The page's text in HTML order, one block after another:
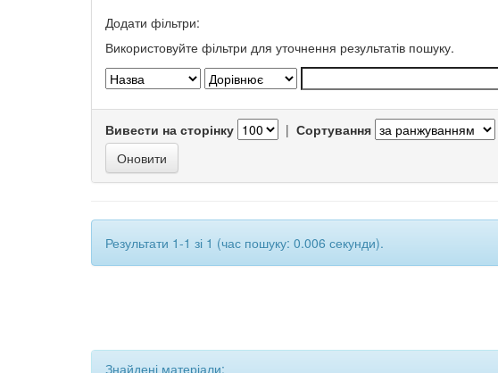
Додати фільтри:
Використовуйте фільтри для уточнення результатів пошуку.
Вивести на сторінку | Сортування
Результати 1-1 зі 1 (час пошуку: 0.006 секунди).
Знайдені матеріали: